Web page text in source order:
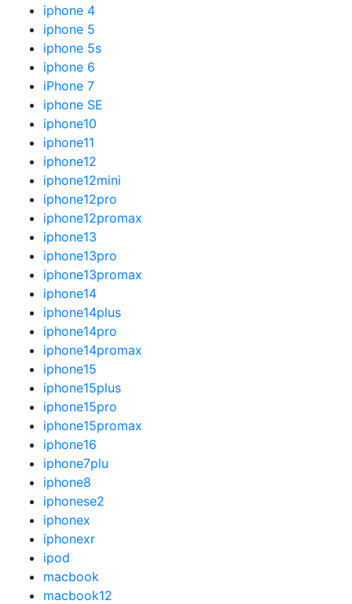
iphone 4
iphone 5
iphone 5s
iphone 6
iPhone 7
iphone SE
iphone10
iphone11
iphone12
iphone12mini
iphone12pro
iphone12promax
iphone13
iphone13pro
iphone13promax
iphone14
iphone14plus
iphone14pro
iphone14promax
iphone15
iphone15plus
iphone15pro
iphone15promax
iphone16
iphone7plu
iphone8
iphonese2
iphonex
iphonexr
ipod
macbook
macbook12